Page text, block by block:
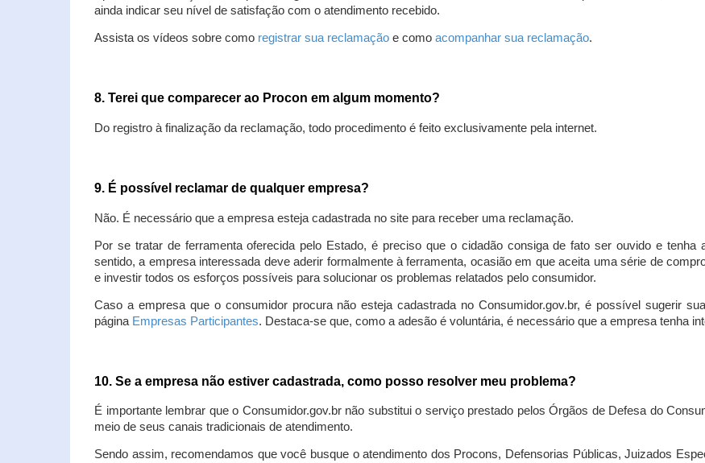
ainda indicar seu nível de satisfação com o atendimento recebido.
Assista os vídeos sobre como registrar sua reclamação e como acompanhar sua reclamação.
8. Terei que comparecer ao Procon em algum momento?
Do registro à finalização da reclamação, todo procedimento é feito exclusivamente pela internet.
9. É possível reclamar de qualquer empresa?
Não. É necessário que a empresa esteja cadastrada no site para receber uma reclamação.
Por se tratar de ferramenta oferecida pelo Estado, é preciso que o cidadão consiga de fato ser ouvido e tenha
sentido, a empresa interessada deve aderir formalmente à ferramenta, ocasião em que aceita uma série de
e investir todos os esforços possíveis para solucionar os problemas relatados pelo consumidor.
Caso a empresa que o consumidor procura não esteja cadastrada no Consumidor.gov.br, é possível sugerir
página Empresas Participantes. Destaca-se que, como a adesão é voluntária, é necessário que a empresa tenha
10. Se a empresa não estiver cadastrada, como posso resolver meu problema?
É importante lembrar que o Consumidor.gov.br não substitui o serviço prestado pelos Órgãos de Defesa do
meio de seus canais tradicionais de atendimento.
Sendo assim, recomendamos que você busque o atendimento dos Procons, Defensorias Públicas, Juizados